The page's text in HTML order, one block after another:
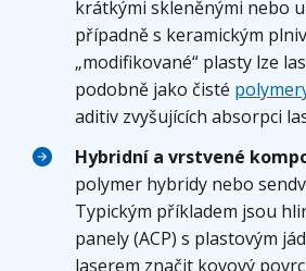
krátkými skleněnými nebo
případně s keramickým
„modifikované“ plasty lze
podobně jako čisté
aditiv zvyšujících absorpci
Hybridní a vrstvené
polymer hybridy nebo
Typickým příkladem jsou
panely (ACP) s plastovým
laserem značit kovový